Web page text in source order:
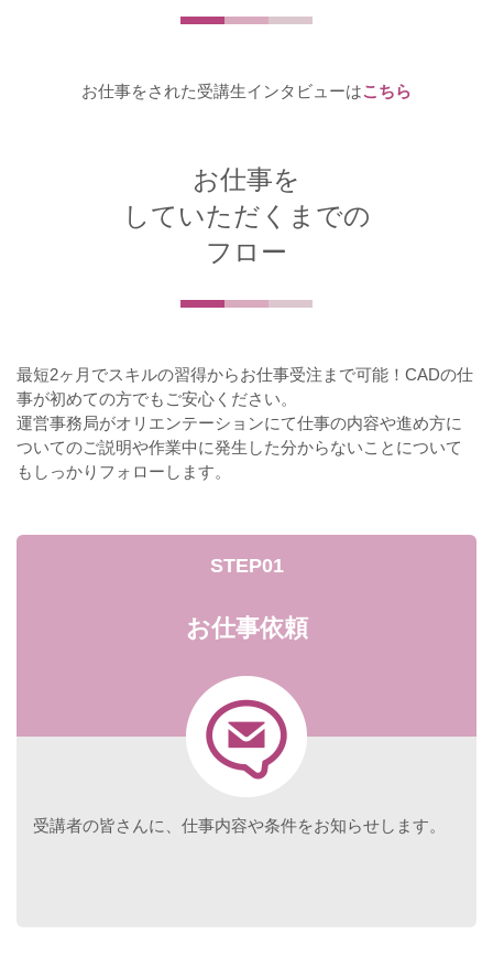
お仕事をされた受講生インタビューはこちら
お仕事を
していただくまでの
フロー
最短2ヶ月でスキルの習得からお仕事受注まで可能！CADの仕
事が初めての方でもご安心ください。
運営事務局がオリエンテーションにて仕事の内容や進め方に
ついてのご説明や作業中に発生した分からないことについて
もしっかりフォローします。
STEP01
お仕事依頼
受講者の皆さんに、仕事内容や条件をお知らせします。